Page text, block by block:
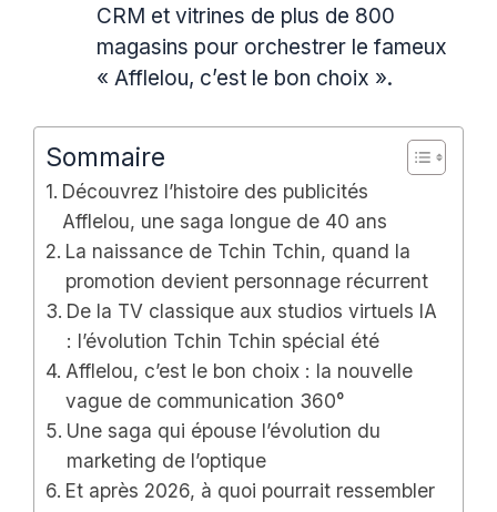
CRM et vitrines de plus de 800
magasins pour orchestrer le fameux
« Afflelou, c’est le bon choix ».
Sommaire
Découvrez l’histoire des publicités
Afflelou, une saga longue de 40 ans
La naissance de Tchin Tchin, quand la
promotion devient personnage récurrent
De la TV classique aux studios virtuels IA
: l’évolution Tchin Tchin spécial été
Afflelou, c’est le bon choix : la nouvelle
vague de communication 360°
Une saga qui épouse l’évolution du
marketing de l’optique
Et après 2026, à quoi pourrait ressembler